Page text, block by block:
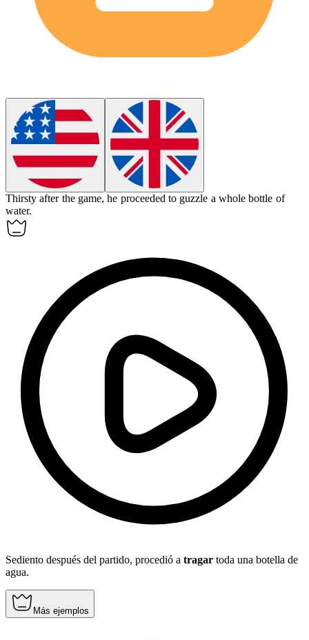
Thirsty after the game, he proceeded to guzzle a whole bottle of
water.
Sediento después del partido, procedió a tragar toda una botella de
agua.
Más ejemplos